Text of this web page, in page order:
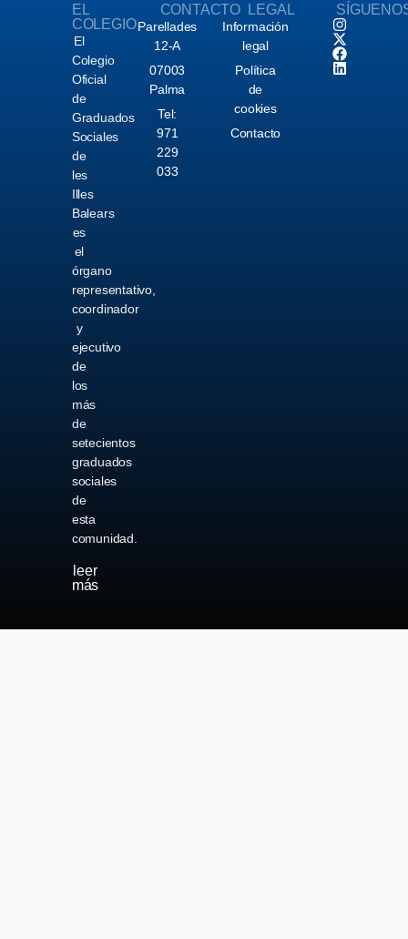
EL
COLEGIO
El
Colegio
Oficial
de
Graduados
Sociales
de
les
Illes
Balears
es
el
órgano
representativo,
coordinador
y
ejecutivo
de
los
más
de
setecientos
graduados
sociales
de
esta
comunidad.
leer
más
CONTACTO
Parellades
12-A
07003
Palma
Tel:
971
229
033
LEGAL
Información
legal
Política
de
cookies
Contacto